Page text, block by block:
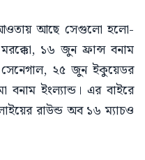
আওতায় আছে সেগুলো হলো-
১৬ জুন ফ্রান্স বনাম
২৫ জুন ইকুয়েডর
বনাম ইংল্যান্ড। এর বাইরে
রাউন্ড অব ১৬ ম্যাচও